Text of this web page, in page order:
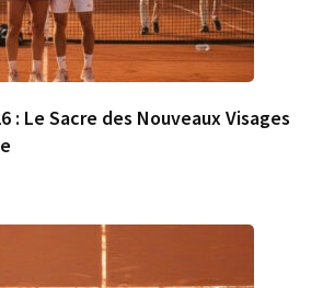
: Le Sacre des Nouveaux Visages